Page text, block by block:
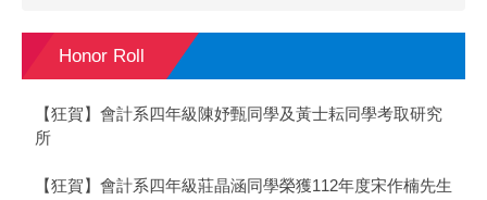
Honor Roll
【狂賀】會計系四年級陳妤甄同學及黃士耘同學考取研究
所
【狂賀】會計系四年級莊晶涵同學榮獲112年度宋作楠先生